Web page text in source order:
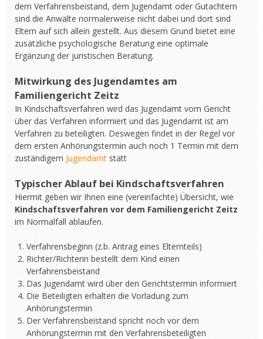
dem Verfahrensbeistand, dem Jugendamt oder Gutachtern
sind die Anwälte normalerweise nicht dabei und dort sind
Eltern auf sich allein gestellt. Aus diesem Grund bietet eine
zusätzliche psychologische Beratung eine optimale
Ergänzung der juristischen Beratung.
Mitwirkung des Jugendamtes am
Familiengericht Zeitz
In Kindschaftsverfahren wird das Jugendamt vom Gericht
über das Verfahren informiert und das Jugendamt ist am
Verfahren zu beteiligten. Deswegen findet in der Regel vor
dem ersten Anhörungstermin auch noch 1 Termin mit dem
zuständigem Jugendamt statt
Typischer Ablauf bei Kindschaftsverfahren
Hiermit geben wir Ihnen eine (vereinfachte) Übersicht, wie
Kindschaftsverfahren vor dem Familiengericht Zeitz
im Normalfall ablaufen.
Verfahrensbeginn (z.b. Antrag eines Elternteils)
Richter/Richterin bestellt dem Kind einen
Verfahrensbeistand
Das Jugendamt wird über den Gerichtstermin informiert
Die Beteiligten erhalten die Vorladung zum
Anhörungstermin
Der Verfahrensbeistand spricht noch vor dem
Anhörungstermin mit den Verfahrensbeteiligten